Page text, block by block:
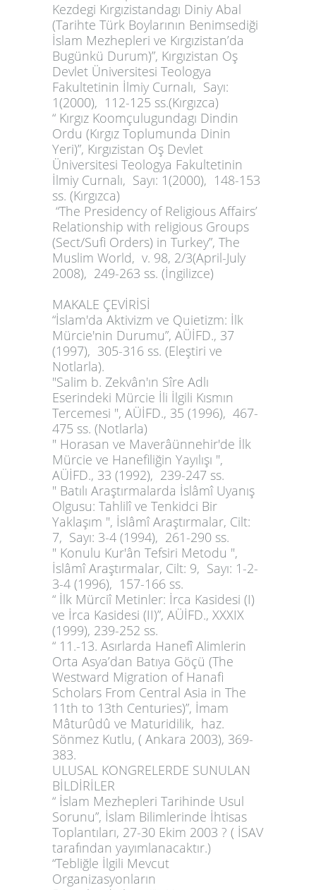
Kezdegi Kırgızistandagı Diniy Abal
(Tarihte Türk Boylarının Benimsediği
İslam Mezhepleri ve Kırgızistan’da
Bugünkü Durum)”, Kırgızistan Oş
Devlet Üniversitesi Teologya
Fakultetinin İlmiy Curnalı, Sayı:
1(2000), 112-125 ss.(Kırgızca)
“ Kırgız Koomçulugundagı Dindin
Ordu (Kırgız Toplumunda Dinin
Yeri)”, Kırgızistan Oş Devlet
Üniversitesi Teologya Fakultetinin
İlmiy Curnalı, Sayı: 1(2000), 148-153
ss. (Kırgızca)
“The Presidency of Religious Affairs’
Relationship with religious Groups
(Sect/Sufi Orders) in Turkey”, The
Muslim World, v. 98, 2/3(April-July
2008), 249-263 ss. (İngilizce)
MAKALE ÇEVİRİSİ
“İslam'da Aktivizm ve Quietizm: İlk
Mürcie'nin Durumu”, AÜİFD., 37
(1997), 305-316 ss. (Eleştiri ve
Notlarla).
"Salim b. Zekvân'ın Sîre Adlı
Eserindeki Mürcie İli İlgili Kısmın
Tercemesi ", AÜİFD., 35 (1996), 467-
475 ss. (Notlarla)
" Horasan ve Maverâünnehir'de İlk
Mürcie ve Hanefiliğin Yayılışı ",
AÜİFD., 33 (1992), 239-247 ss.
" Batılı Araştırmalarda İslâmî Uyanış
Olgusu: Tahlilî ve Tenkidci Bir
Yaklaşım ", İslâmî Araştırmalar, Cilt:
7, Sayı: 3-4 (1994), 261-290 ss.
" Konulu Kur'ân Tefsiri Metodu ",
İslâmî Araştırmalar, Cilt: 9, Sayı: 1-2-
3-4 (1996), 157-166 ss.
“ İlk Mürciî Metinler: İrca Kasidesi (I)
ve İrca Kasidesi (II)”, AÜİFD., XXXIX
(1999), 239-252 ss.
“ 11.-13. Asırlarda Hanefî Alimlerin
Orta Asya’dan Batıya Göçü (The
Westward Migration of Hanafi
Scholars From Central Asia in The
11th to 13th Centuries)”, İmam
Mâturûdû ve Maturidilik, haz.
Sönmez Kutlu, ( Ankara 2003), 369-
383.
ULUSAL KONGRELERDE SUNULAN
BİLDİRİLER
“ İslam Mezhepleri Tarihinde Usul
Sorunu”, İslam Bilimlerinde İhtisas
Toplantıları, 27-30 Ekim 2003 ? ( İSAV
tarafından yayımlanacaktır.)
“Tebliğle İlgili Mevcut
Organizasyonların